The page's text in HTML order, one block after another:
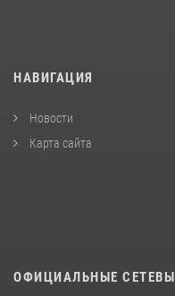
НАВИГАЦИЯ
Новости
Карта сайта
ОФИЦИАЛЬНЫЕ